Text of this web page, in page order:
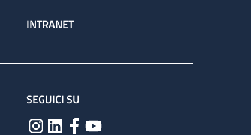
INTRANET
SEGUICI SU